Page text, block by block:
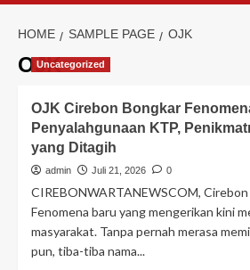
HOME SAMPLE PAGE OJK
OJK
Uncategorized
OJK Cirebon Bongkar
Penyalahgunaan KTP,
yang Ditagih
admin Juli 21, 2026 0
CIREBONWARTANEWSCOM, Cirebon
Fenomena baru yang mengerikan kini
masyarakat. Tanpa pernah merasa
pun, tiba-tiba nama...